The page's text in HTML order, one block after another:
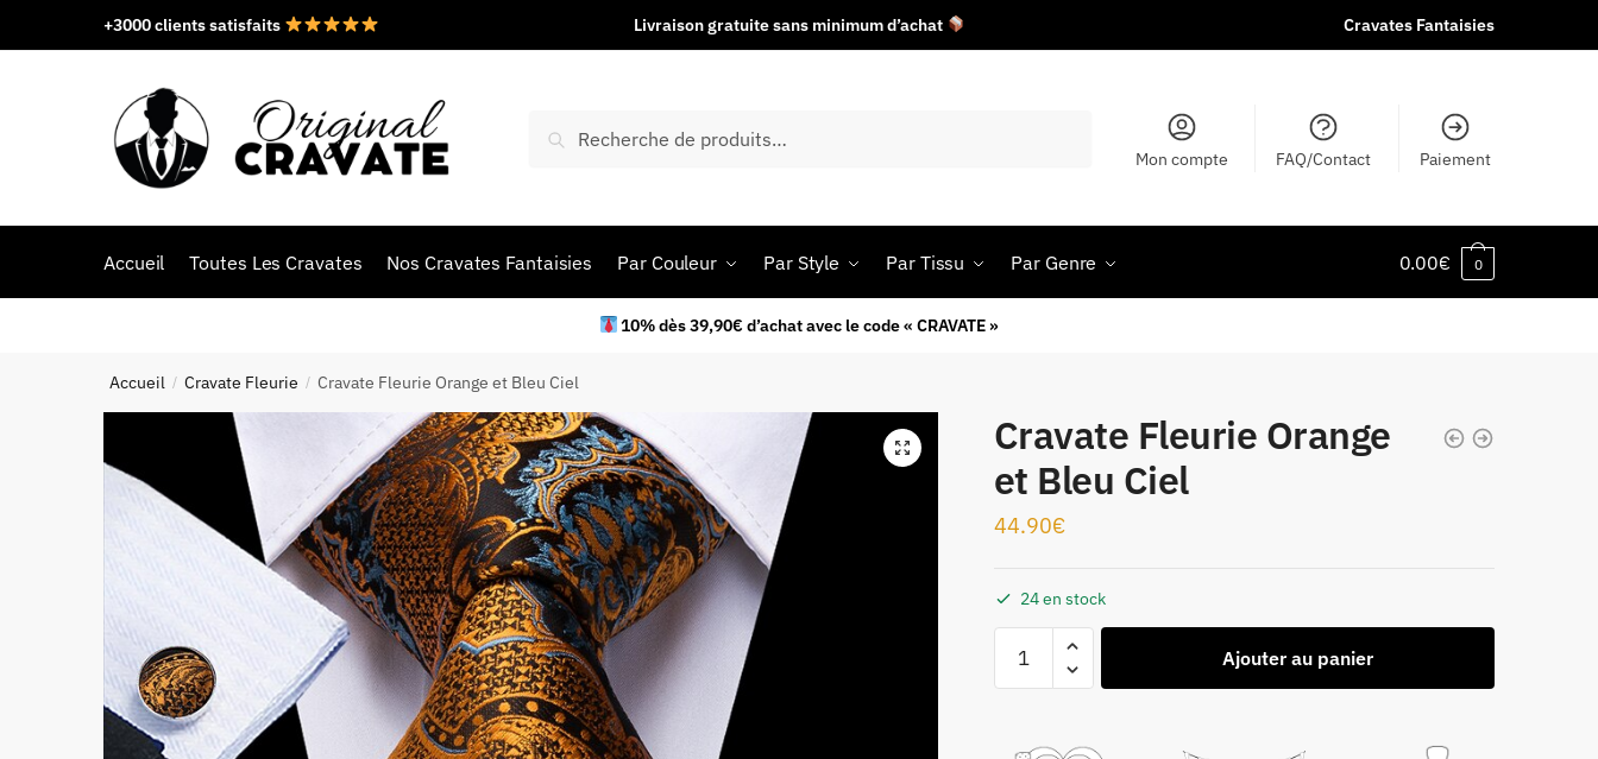
+3000 clients satisfaits Livraison gratuite sans minimum d’achat Cravates Fantaisies
Recherche
Mon compte FAQ/Contact Paiement
Accueil Toutes Les Cravates Nos Cravates Fantaisies Par Couleur Par Style Par Tissu Par Genre 0.00€ 0
10% dès 39,90€ d’achat avec le code « CRAVATE »
Accueil / Cravate Fleurie / Cravate Fleurie Orange et Bleu Ciel
Cravate Fleurie Orange
et Bleu Ciel
44.90€
24 en stock
Ajouter au panier